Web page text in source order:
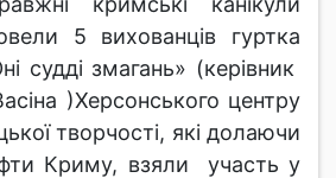
5 вихованців гуртка
судді змагань» (керівник
)Херсонського центру
творчості, які долаючи
Криму, взяли участь у